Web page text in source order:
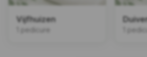
Vijfhuizen
1 pedicure 1